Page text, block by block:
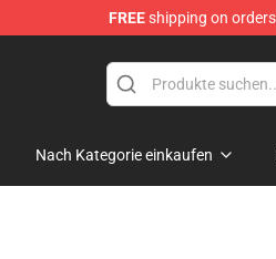
FREEshipping on
Nach Kategorie einkaufen